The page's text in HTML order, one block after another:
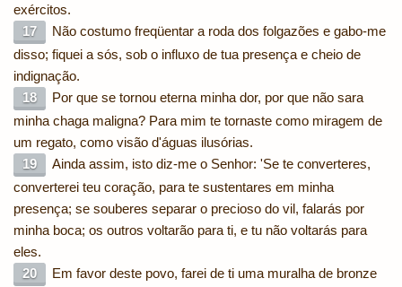
exércitos.
17
Não costumo freqüentar a roda dos folgazões e gabo-me
disso; fiquei a sós, sob o influxo de tua presença e cheio de
indignação.
18
Por que se tornou eterna minha dor, por que não sara
minha chaga maligna? Para mim te tornaste como miragem de
um regato, como visão d'águas ilusórias.
19
Ainda assim, isto diz-me o Senhor: 'Se te converteres,
converterei teu coração, para te sustentares em minha
presença; se souberes separar o precioso do vil, falarás por
minha boca; os outros voltarão para ti, e tu não voltarás para
eles.
20
Em favor deste povo, farei de ti uma muralha de bronze